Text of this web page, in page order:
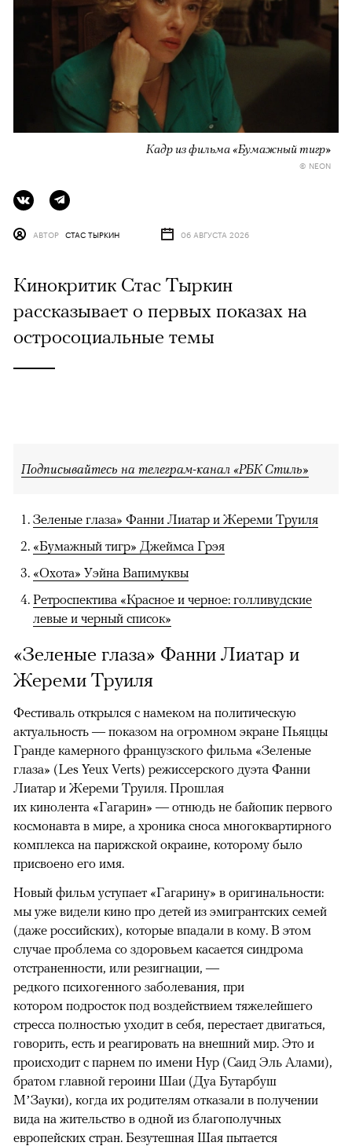
Кадр из фильма «Бумажный тигр»
© NEON
АВТОР СТАС ТЫРКИН 06 АВГУСТА 2026
Кинокритик Стас Тыркин
рассказывает о первых показах на
остросоциальные темы
Подписывайтесь на телеграм-канал «РБК Стиль»
Зеленые глаза» Фанни Лиатар и Жереми Труиля
«Бумажный тигр» Джеймса Грэя
«Охота» Уэйна Вапимуквы
Ретроспектива «Красное и черное: голливудские
левые и черный список»
«Зеленые глаза» Фанни Лиатар и
Жереми Труиля
Фестиваль открылся с намеком на политическую
актуальность — показом на огромном экране Пьяццы
Гранде камерного французского фильма «Зеленые
глаза» (Les Yeux Verts) режиссерского дуэта Фанни
Лиатар и Жереми Труиля. Прошлая
их кинолента «Гагарин» — отнюдь не байопик первого
космонавта в мире, а хроника сноса многоквартирного
комплекса на парижской окраине, которому было
присвоено его имя.
Новый фильм уступает «Гагарину» в оригинальности:
мы уже видели кино про детей из эмигрантских семей
(даже российских), которые впадали в кому. В этом
случае проблема со здоровьем касается синдрома
отстраненности, или резигнации, —
редкого психогенного заболевания, при
котором подросток под воздействием тяжелейшего
стресса полностью уходит в себя, перестает двигаться,
говорить, есть и реагировать на внешний мир. Это и
происходит с парнем по имени Нур (Саид Эль Алами),
братом главной героини Шаи (Дуа Бутарбуш
М’Зауки), когда их родителям отказали в получении
вида на жительство в одной из благополучных
европейских стран. Безутешная Шая пытается